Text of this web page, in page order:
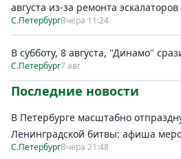
августа из-за ремонта эскалаторов
С.ПетербургВчера 11:24
В субботу, 8 августа, "Динамо"
С.Петербург7 авг
Последние новости
В Петербурге масштабно
Ленинградской битвы: афиша
С.ПетербургВчера 21:48